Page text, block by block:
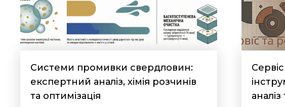
Системи промивки свердловин:
експертний аналіз, хімія розчинів
та оптимізація